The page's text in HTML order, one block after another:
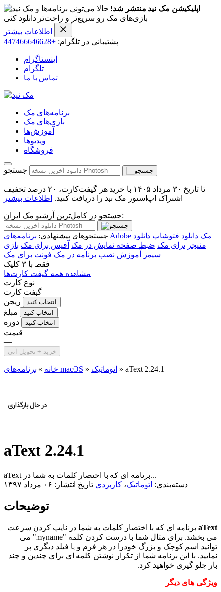
اپلیکیشن مک نید منتشر شد! حالا می‌تونی برنامه‌ها و
بازی‌های مک رو سریع‌تر و راحت‌تر دانلود کنی
اطلاعات بیشتر
پشتیبانی در تلگرام: +447466646628
اینستاگرام
تلگرام
تماس با ما
برنامه‌های مک
بازی‌های مک
آموزش‌ها
ویدیو‌ها
فروشگاه
جستجو
تا تاریخ ۳۰ مرداد ۱۴۰۵ با خرید هر گیفت‌کارت، ۲۰ درصد تخفیف
اشتراک اپ‌استور مک نید را دریافت کنید. اطلاعات بیشتر
جستجو در کامل‌ترین آرشیو مک ایران:
جستجوهای پیشنهادی: برنامه‌های Adobe مک دانلود فتوشاپ دانلود
منیجر برای مک ضبط صفحه نمایش در مک آفیس برای مک بازی
سیمز
آموزش نصب برنامه در مک فونت برای مک
فقط با ۳ کلیک
مشاهده همه گیفت کارت‌ها
نوع کارت
گیفت کارت
ریجن
انتخاب کنید
مبلغ انتخاب کنید
دوره انتخاب کنید
قیمت
—
خرید + تحویل آنی
خانه » برنامه‌های macOS » اتوماتیک » aText 2.24.1
aText 2.24.1
aText برنامه ای که با اختصار کلمات به شما در...
دسته‌بندی: اتوماتیک، کاربردی تاریخ انتشار: ۰۶ مرداد ۱۳۹۷
توضیحات
aText برنامه ای که با اختصار کلمات به شما در نایپ کردن سرعت
می بخشد. برای مثال شما با درست کردن کلمه "myname" می
توانید اسم کوچک و بزرگ خودرا در هر فرم و یا فیلد دیگری پر
نمایید. با این برنامه شما از تکرار نوشتن کلمه ای برای چندین و چند
بار جلو گیری خواهید کرد.
ویژگی های دیگر